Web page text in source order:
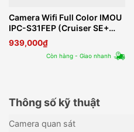
Camera Wifi Full Color IMOU
IPC-S31FEP (Cruiser SE+
3MP)
939,000₫
Còn hàng - Giao nhanh
Thông số kỹ thuật
Camera quan sát